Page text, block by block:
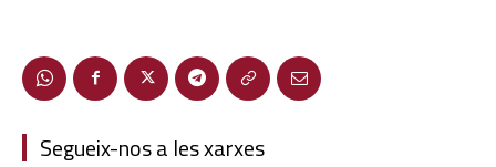
Segueix-nos a les xarxes